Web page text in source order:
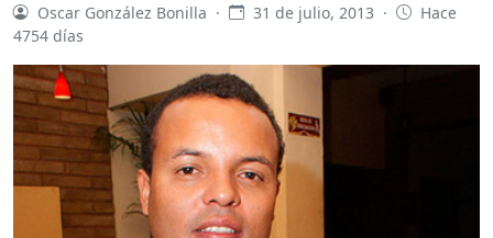
Oscar González Bonilla · 31 de julio, 2013 ·
Hace
4754 días